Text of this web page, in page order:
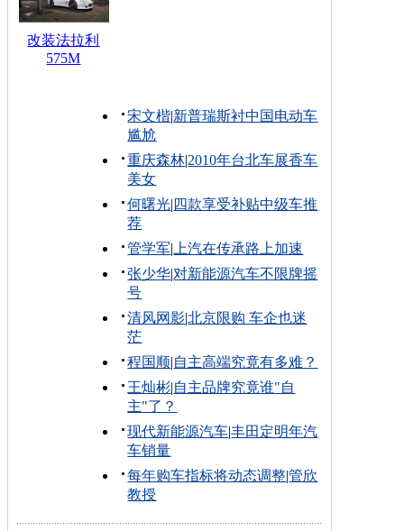
改装法拉利
575M
宋文楷|新普瑞斯衬中国电动车
尴尬
重庆森林|2010年台北车展香车
美女
何曙光| 四款享受补贴中级车推
荐
管学军| 上汽在传承路上加速
张少华|对新能源汽车不限牌摇
号
清风网影|北京限购 车企也迷
茫
程国顺|自主高端究竟有多难？
王灿彬|自主品牌究竟谁"自
主"了？
现代新能源汽车|丰田定明年汽
车销量
每年购车指标将动态调整|管欣
教授